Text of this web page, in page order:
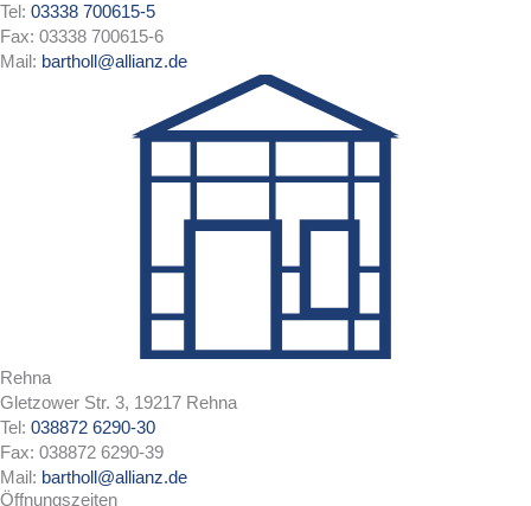
Tel: 03338 700615-5
Fax: 03338 700615-6
Mail: bartholl@allianz.de
Rehna
Gletzower Str. 3, 19217 Rehna
Tel: 038872 6290-30
Fax: 038872 6290-39
Mail: bartholl@allianz.de
Öffnungszeiten